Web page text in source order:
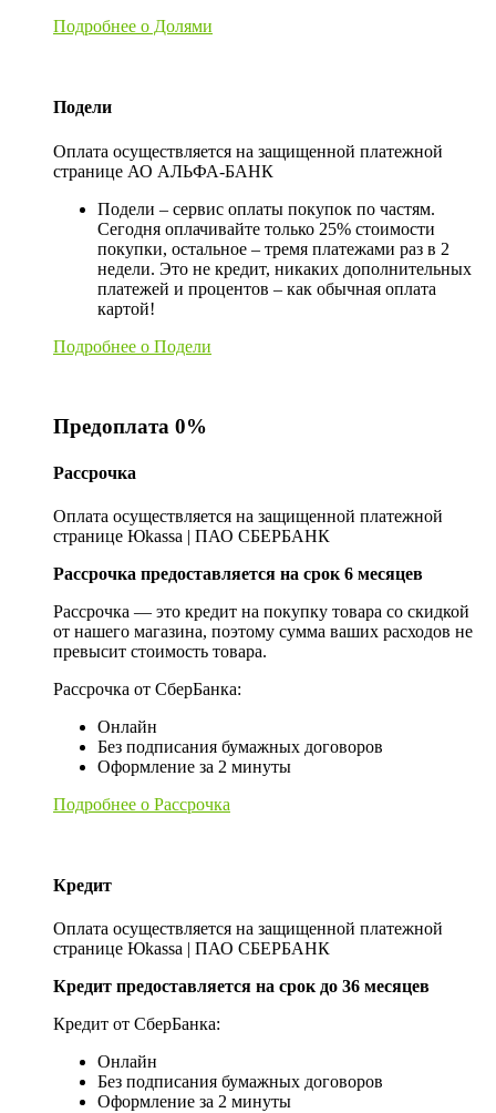
Подробнее о Долями
Подели
Оплата осуществляется на защищенной платежной
странице АО АЛЬФА-БАНК
Подели – сервис оплаты покупок по частям.
Сегодня оплачивайте только 25% стоимости
покупки, остальное – тремя платежами раз в 2
недели. Это не кредит, никаких дополнительных
платежей и процентов – как обычная оплата
картой!
Подробнее о Подели
Предоплата 0%
Рассрочка
Оплата осуществляется на защищенной платежной
странице Юkassa | ПАО СБЕРБАНК
Рассрочка предоставляется на срок 6 месяцев
Рассрочка — это кредит на покупку товара со скидкой
от нашего магазина, поэтому сумма ваших расходов не
превысит стоимость товара.
Рассрочка от СберБанка:
Онлайн
Без подписания бумажных договоров
Оформление за 2 минуты
Подробнее о Рассрочка
Кредит
Оплата осуществляется на защищенной платежной
странице Юkassa | ПАО СБЕРБАНК
Кредит предоставляется на срок до 36 месяцев
Кредит от СберБанка:
Онлайн
Без подписания бумажных договоров
Оформление за 2 минуты